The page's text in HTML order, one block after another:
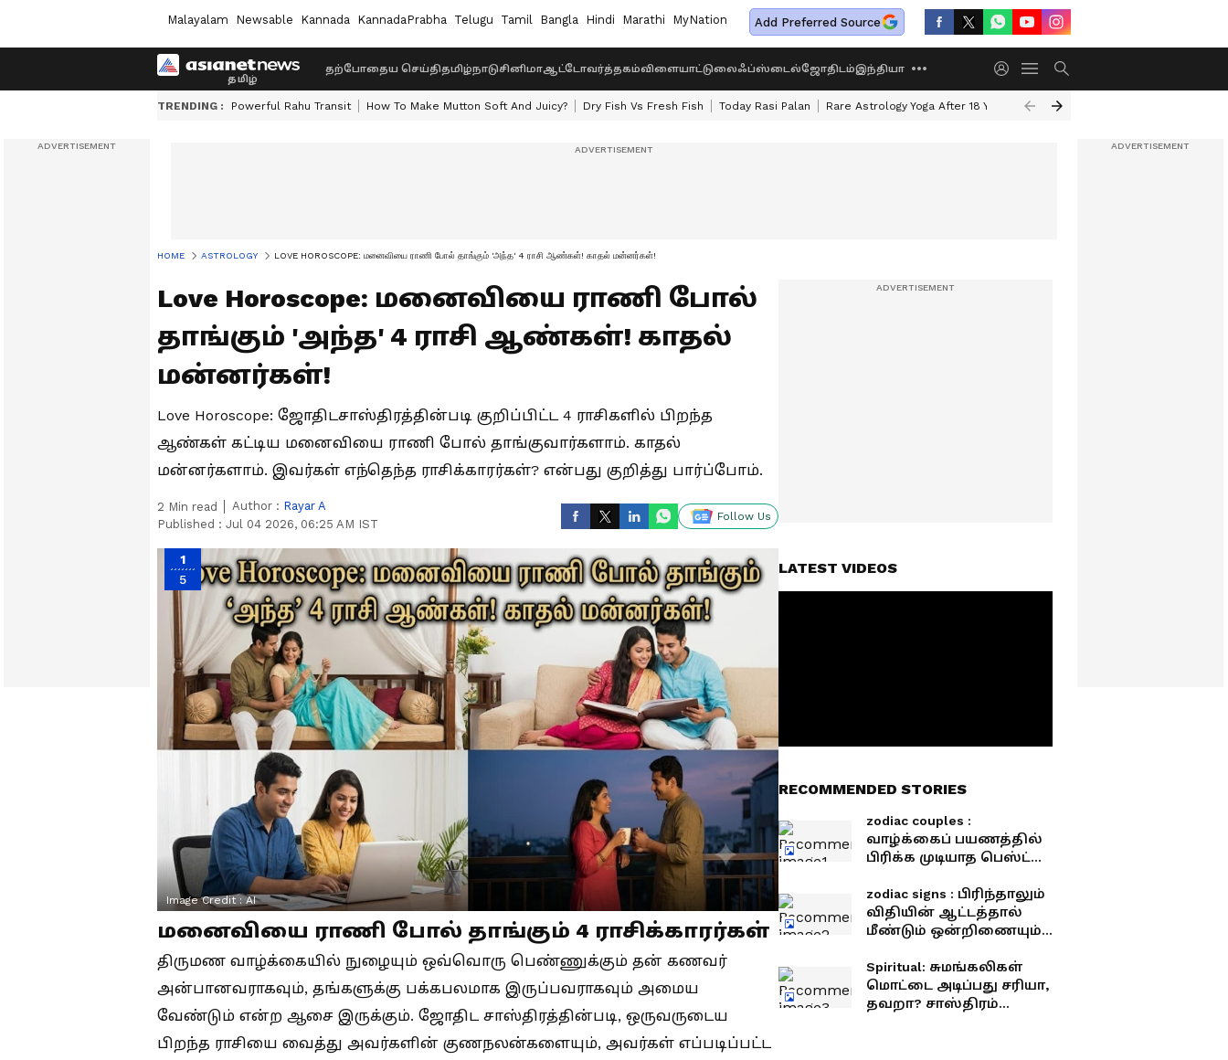
Malayalam Newsable Kannada KannadaPrabha Telugu Tamil Bangla Hindi Marathi MyNation Add Preferred Source
தற்போதைய செய்திதமிழ்நாடுசினிமாஆட்டோவர்த்தகம்விளையாட்டுலைஃப்ஸ்டைல்ஜோதிடம்இந்தியா
TRENDING : Powerful Rahu Transit How To Make Mutton Soft And Juicy? Dry Fish Vs Fresh Fish Today Rasi Palan Rare Astrology Yoga After 18 Years Dwi Pushkar Yoga 2026
HOME ASTROLOGY LOVE HOROSCOPE: மனைவியை ராணி போல் தாங்கும் 'அந்த' 4 ராசி ஆண்கள்! காதல் மன்னர்கள்!
Love Horoscope: மனைவியை ராணி போல்
தாங்கும் 'அந்த' 4 ராசி ஆண்கள்! காதல்
மன்னர்கள்!
Love Horoscope: ஜோதிடசாஸ்திரத்தின்படி குறிப்பிட்ட 4 ராசிகளில் பிறந்த
ஆண்கள் கட்டிய மனைவியை ராணி போல் தாங்குவார்களாம். காதல்
மன்னர்களாம். இவர்கள் எந்தெந்த ராசிக்காரர்கள்? என்பது குறித்து பார்ப்போம்.
2 Min read Author : Rayar A
Published : Jul 04 2026, 06:25 AM IST
Follow Us
1
5
Image Credit :AI
மனைவியை ராணி போல் தாங்கும் 4 ராசிக்காரர்கள்
திருமண வாழ்க்கையில் நுழையும் ஒவ்வொரு பெண்ணுக்கும் தன் கணவர்
அன்பானவராகவும், தங்களுக்கு பக்கபலமாக இருப்பவராகவும் அமைய
வேண்டும் என்ற ஆசை இருக்கும். ஜோதிட சாஸ்திரத்தின்படி, ஒருவருடைய
பிறந்த ராசியை வைத்து அவர்களின் குணநலன்களையும், அவர்கள் எப்படிப்பட்ட
LATEST VIDEOS
RECOMMENDED STORIES
zodiac couples :
வாழ்க்கைப் பயணத்தில்
பிரிக்க முடியாத பெஸ்ட்
zodiac signs : பிரிந்தாலும்
விதியின் ஆட்டத்தால்
மீண்டும் ஒன்றிணையும்
Spiritual: சுமங்கலிகள்
மொட்டை அடிப்பது சரியா,
தவறா? சாஸ்திரம்